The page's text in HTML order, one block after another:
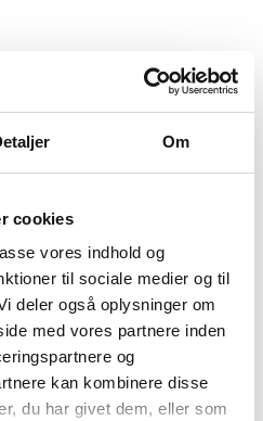
Om
cookies
vores indhold og
til sociale medier og til
deler også oplysninger om
med vores partnere inden
og
kan kombinere disse
du har givet dem, eller som